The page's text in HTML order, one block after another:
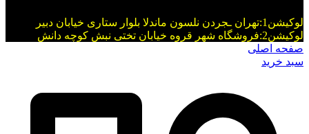
لوکیشن1:تهران ـجردن نلسون ماندلا بلوار ستاری خیابان دبیر
لوکیشن2:فروشگاه شهر قروه خیابان تختی نبش کوچه دانش
صفحه اصلی
سبد خرید